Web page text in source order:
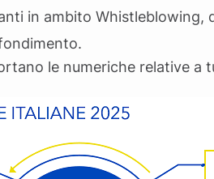
in ambito Whistleblowing,
le numeriche relative a